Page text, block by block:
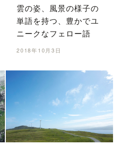
雲の姿、風景の様子の
単語を持つ、豊かでユ
ニークなフェロー語
2018年10月3日